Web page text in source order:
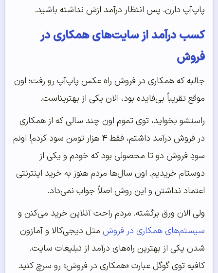
پاپ‌آپ دارن. پس انتظار درآمد ازش نداشته باشید.
کسب درآمد از سایت‌های همکاری در
فروش
جالبه که همکاری در فروش راه عکس پاپ‌آپ رو رفت؛ اون
موقع تقریباً بی‌فایده بود، الان یکی از بهتریناست.
راستشو بخواید، توی تموم اون چند سالی که از همکاری
در فروش درآمد داشتم، فقط ۴ هزار تومن سود کردم! اونم
سودِ فروش دو تا محصولی بود که خودم و یکی از
دوستام خریدیم. اون سال‌ها مردم هنوز به خرید اینترنتی
اعتماد نداشتن و این روش اصلاً جواب نمی‌داد.
ولی الان ورق برگشته. مردم راحت آنلاین خرید می‌کنن و
سیستم‌های همکاری در فروش مثل دیجی‌کالا و آمازون
شدن یکی از بهترین راه‌های درآمد از تبلیغات سایت.
کافیه توی گوگل عبارت «همکاری در فروش» رو سرچ کنید